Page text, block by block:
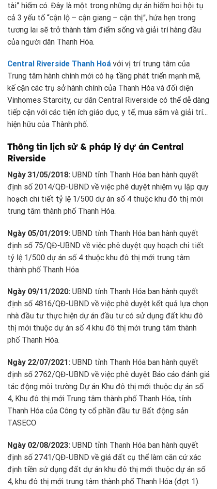
tài” hiếm có. Đây là một trong những dự án hiếm hoi hội tụ
cả 3 yếu tố “cận lộ – cận giang – cận thị”, hứa hẹn trong
tương lai sẽ trở thành tâm điểm sống và giải trí hàng đầu
của người dân Thanh Hóa.
Central Riverside Thanh Hoá với vị trí trung tâm của
Trung tâm hành chính mới có hạ tầng phát triển mạnh mẽ,
kế cận các trụ sở hành chính của Thanh Hóa và đối diện
Vinhomes Starcity, cư dân Central Riverside có thể dễ dàng
tiếp cận với các tiện ích giáo dục, y tế, mua sắm và giải trí…
hiện hữu của Thành phố.
Thông tin lịch sử & pháp lý dự án Central
Riverside
Ngày 31/05/2018: UBND tỉnh Thanh Hóa ban hành quyết
định số 2014/QĐ-UBND về việc phê duyệt nhiệm vụ lập quy
hoạch chi tiết tỷ lệ 1/500 dự án số 4 thuộc khu đô thị mới
trung tâm thành phố Thanh Hóa.
Ngày 05/01/2019: UBND tỉnh Thanh Hóa ban hành quyết
định số 75/QĐ-UBND về việc phê duyệt quy hoạch chi tiết
tỷ lệ 1/500 dự án số 4 thuộc khu đô thị mới trung tâm
thành phố Thanh Hóa
Ngày 09/11/2020: UBND tỉnh Thanh Hóa ban hành quyết
định số 4816/QĐ-UBND về việc phê duyệt kết quả lựa chọn
nhà đầu tư thực hiện dự án đầu tư có sử dụng đất khu đô
thị mới thuộc dự án số 4 khu đô thị mới trung tâm thành
phố Thanh Hóa.
Ngày 22/07/2021: UBND tỉnh Thanh Hóa ban hành quyết
định số 2762/QĐ-UBND về việc phê duyệt Báo cáo đánh giá
tác động môi trường Dự án Khu đô thị mới thuộc dự án số
4, Khu đô thị mới Trung tâm thành phố Thanh Hóa, tỉnh
Thanh Hóa của Công ty cổ phần đầu tư Bất động sản
TASECO
Ngày 02/08/2023: UBND tỉnh Thanh Hóa ban hành quyết
định số 2741/QĐ-UBND về giá đất cụ thể làm căn cứ xác
định tiền sử dụng đất dự án khu đô thị mới thuộc dự án số
4, khu đô thị mới trung tâm thành phố Thanh Hóa (đợt 1).